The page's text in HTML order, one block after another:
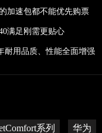
加速包都不能优先购票
满足刚需更贴心
耐用品质、性能全面增强
系列 华为